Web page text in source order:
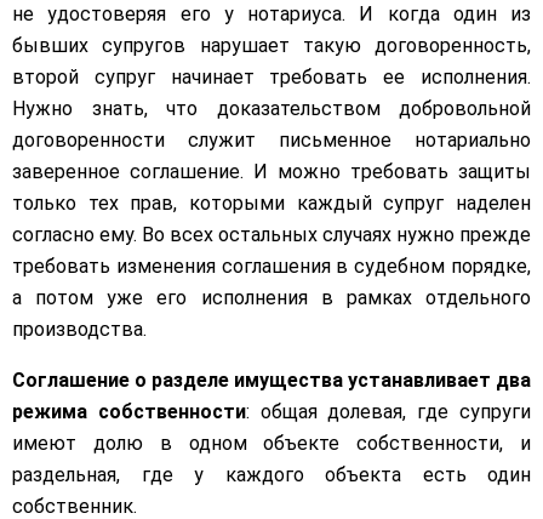
не удостоверяя его у нотариуса. И когда один из
бывших супругов нарушает такую договоренность,
второй супруг начинает требовать ее исполнения.
Нужно знать, что доказательством добровольной
договоренности служит письменное нотариально
заверенное соглашение. И можно требовать защиты
только тех прав, которыми каждый супруг наделен
согласно ему. Во всех остальных случаях нужно прежде
требовать изменения соглашения в судебном порядке,
а потом уже его исполнения в рамках отдельного
производства.
Соглашение о разделе имущества устанавливает два
режима собственности: общая долевая, где супруги
имеют долю в одном объекте собственности, и
раздельная, где у каждого объекта есть один
собственник.